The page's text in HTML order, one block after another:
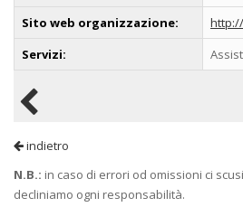
Sito web organizzazione:
Servizi:
indietro
N.B.: in caso di errori od omissioni ci
decliniamo ogni responsabilità.